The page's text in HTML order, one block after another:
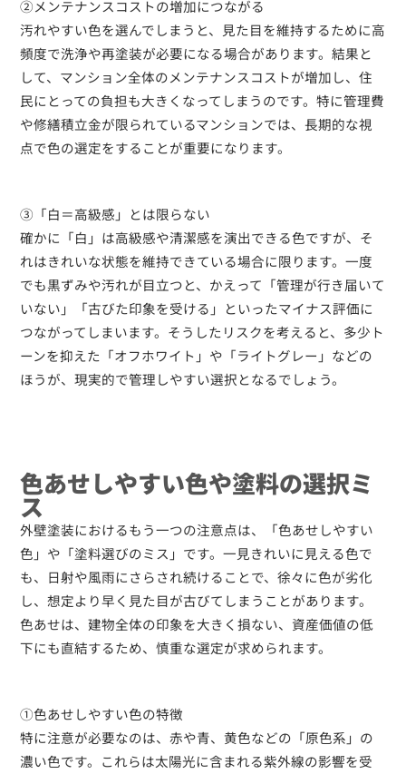
②メンテナンスコストの増加につながる
汚れやすい色を選んでしまうと、見た目を維持するために高
頻度で洗浄や再塗装が必要になる場合があります。結果と
して、マンション全体のメンテナンスコストが増加し、住
民にとっての負担も大きくなってしまうのです。特に管理費
や修繕積立金が限られているマンションでは、長期的な視
点で色の選定をすることが重要になります。
③「白＝高級感」とは限らない
確かに「白」は高級感や清潔感を演出できる色ですが、そ
れはきれいな状態を維持できている場合に限ります。一度
でも黒ずみや汚れが目立つと、かえって「管理が行き届いて
いない」「古びた印象を受ける」といったマイナス評価に
つながってしまいます。そうしたリスクを考えると、多少ト
ーンを抑えた「オフホワイト」や「ライトグレー」などの
ほうが、現実的で管理しやすい選択となるでしょう。
色あせしやすい色や塗料の選択ミ
ス
外壁塗装におけるもう一つの注意点は、「色あせしやすい
色」や「塗料選びのミス」です。一見きれいに見える色で
も、日射や風雨にさらされ続けることで、徐々に色が劣化
し、想定より早く見た目が古びてしまうことがあります。
色あせは、建物全体の印象を大きく損ない、資産価値の低
下にも直結するため、慎重な選定が求められます。
①色あせしやすい色の特徴
特に注意が必要なのは、赤や青、黄色などの「原色系」の
濃い色です。これらは太陽光に含まれる紫外線の影響を受